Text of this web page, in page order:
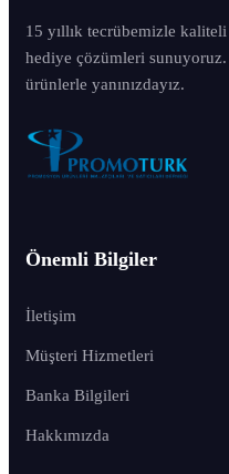
15 yıllık tecrübemizle
hediye çözümleri sunuyoruz.
ürünlerle yanınızdayız.
Önemli Bilgiler
İletişim
Müşteri Hizmetleri
Banka Bilgileri
Hakkımızda